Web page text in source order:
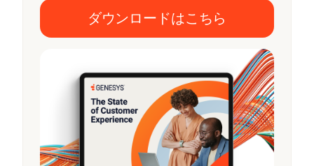
ダウンロードはこちら